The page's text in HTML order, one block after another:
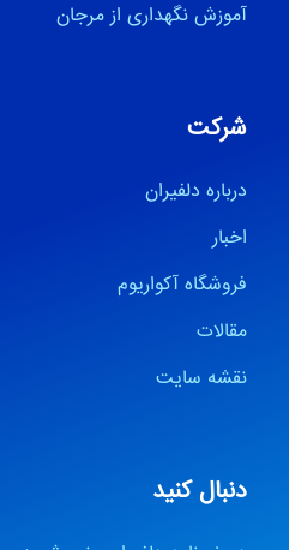
آموزش نگهداری از مرجان
شرکت
درباره دلفیران
اخبار
فروشگاه آکواریوم
مقالات
نقشه سایت
دنبال کنید